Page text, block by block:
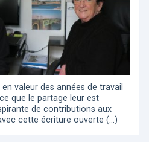
valeur des années de travail
que le partage leur est
de contributions aux
cette écriture ouverte (…)